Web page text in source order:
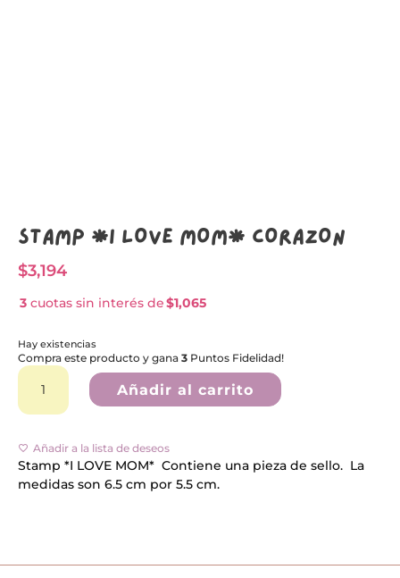
Stamp *I LOVE MOM* CORAZON
$3,194
3 cuotas sin interés de$1,065
Hay existencias
Compra este producto y gana3 Puntos Fidelidad!
Stamp
MOM*
cantidad
Añadir al carrito
t
Añadir a la lista de deseos
Stamp *I LOVE MOM* Contiene una pieza de sello. La
medidas son 6.5 cm por 5.5 cm.